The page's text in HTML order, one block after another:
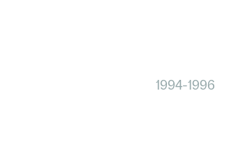
1994-1996